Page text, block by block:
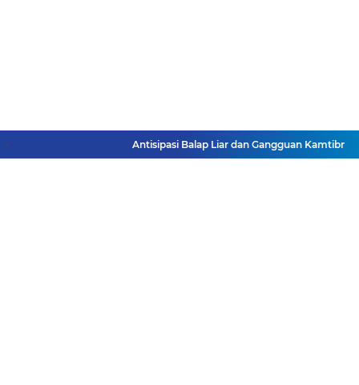
Antisipasi Balap Liar dan Gangguan